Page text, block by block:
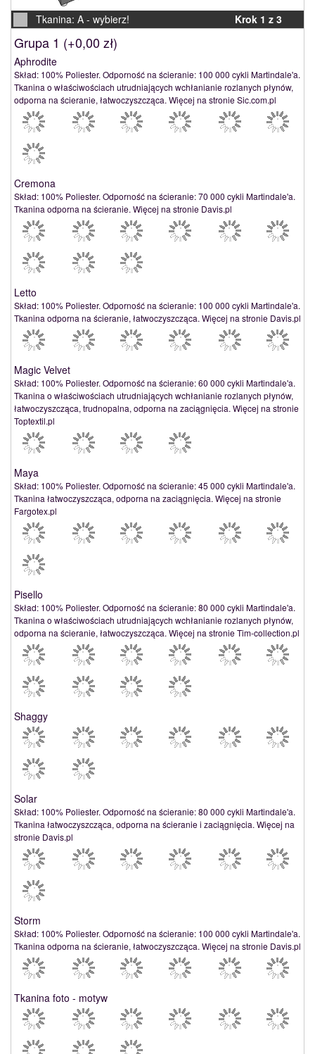
Tkanina: A - wybierz! Krok 1 z 3
Grupa 1 (+0,00 zł)
Aphrodite
Skład: 100% Poliester. Odporność na ścieranie: 100 000 cykli Martindale'a.
Tkanina o właściwościach utrudniających wchłanianie rozlanych płynów,
odporna na ścieranie, łatwoczyszcząca. Więcej na stronie Sic.com.pl
Cremona
Skład: 100% Poliester. Odporność na ścieranie: 70 000 cykli Martindale'a.
Tkanina odporna na ścieranie. Więcej na stronie Davis.pl
Letto
Skład: 100% Poliester. Odporność na ścieranie: 100 000 cykli Martindale'a.
Tkanina odporna na ścieranie, łatwoczyszcząca. Więcej na stronie Davis.pl
Magic Velvet
Skład: 100% Poliester. Odporność na ścieranie: 60 000 cykli Martindale'a.
Tkanina o właściwościach utrudniających wchłanianie rozlanych płynów,
łatwoczyszcząca, trudnopalna, odporna na zaciągnięcia. Więcej na stronie
Toptextil.pl
Maya
Skład: 100% Poliester. Odporność na ścieranie: 45 000 cykli Martindale'a.
Tkanina łatwoczyszcząca, odporna na zaciągnięcia. Więcej na stronie
Fargotex.pl
Pisello
Skład: 100% Poliester. Odporność na ścieranie: 80 000 cykli Martindale'a.
Tkanina o właściwościach utrudniających wchłanianie rozlanych płynów,
odporna na ścieranie, łatwoczyszcząca. Więcej na stronie Tim-collection.pl
Shaggy
Solar
Skład: 100% Poliester. Odporność na ścieranie: 80 000 cykli Martindale'a.
Tkanina łatwoczyszcząca, odporna na ścieranie i zaciągnięcia. Więcej na
stronie Davis.pl
Storm
Skład: 100% Poliester. Odporność na ścieranie: 100 000 cykli Martindale'a.
Tkanina odporna na ścieranie, łatwoczyszcząca. Więcej na stronie Davis.pl
Tkanina foto - motyw